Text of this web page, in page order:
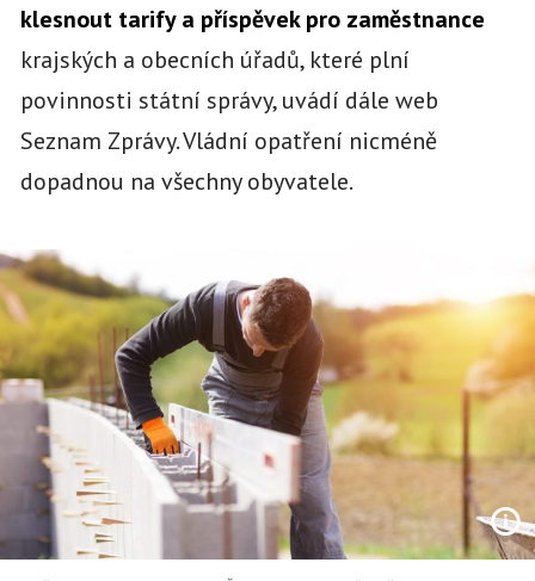
klesnout tarify a příspěvek pro zaměstnance
krajských a obecních úřadů, které plní
povinnosti státní správy, uvádí dále web
Seznam Zprávy. Vládní opatření nicméně
dopadnou na všechny obyvatele.